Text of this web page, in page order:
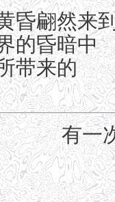
昏翩然来
的昏暗中
带来的
有一